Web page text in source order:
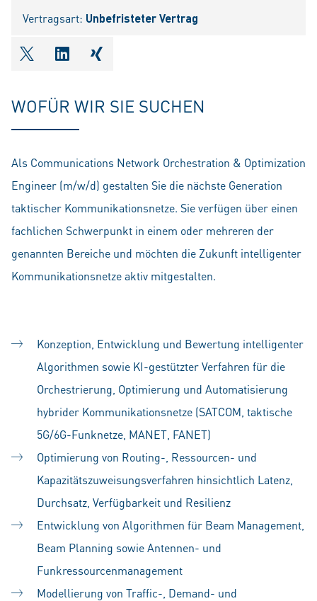
Vertragsart: Unbefristeter Vertrag
shareOntwitter
shareOnlinkedIn
shareOnxing
WOFÜR WIR SIE SUCHEN
Als Communications Network Orchestration & Optimization
Engineer (m/w/d) gestalten Sie die nächste Generation
taktischer Kommunikationsnetze. Sie verfügen über einen
fachlichen Schwerpunkt in einem oder mehreren der
genannten Bereiche und möchten die Zukunft intelligenter
Kommunikationsnetze aktiv mitgestalten.
Konzeption, Entwicklung und Bewertung intelligenter
Algorithmen sowie KI-gestützter Verfahren für die
Orchestrierung, Optimierung und Automatisierung
hybrider Kommunikationsnetze (SATCOM, taktische
5G/6G-Funknetze, MANET, FANET)
Optimierung von Routing-, Ressourcen- und
Kapazitätszuweisungsverfahren hinsichtlich Latenz,
Durchsatz, Verfügbarkeit und Resilienz
Entwicklung von Algorithmen für Beam Management,
Beam Planning sowie Antennen- und
Funkressourcenmanagement
Modellierung von Traffic-, Demand- und